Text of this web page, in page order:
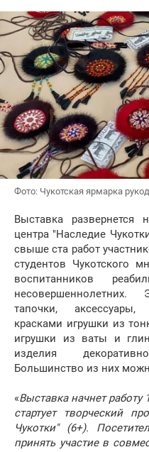
Фото: Чукотская ярмарка
Выставка
центра "Наследие
свыше ста работ
студентов Чукотского
воспитанников
тапочки,
красками игрушки из
игрушки из ваты и
изделия
Большинство из них
«Выставка начнет работу
стартует творческий
Чукотки" (6+).
принять участие в